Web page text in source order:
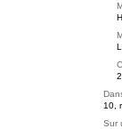
10,
Sur